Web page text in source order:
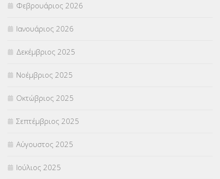
Φεβρουάριος 2026
Ιανουάριος 2026
Δεκέμβριος 2025
Νοέμβριος 2025
Οκτώβριος 2025
Σεπτέμβριος 2025
Αύγουστος 2025
Ιούλιος 2025